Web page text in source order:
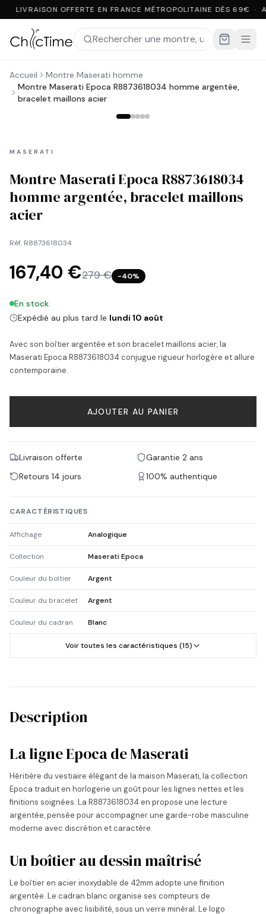
LIVRAISON OFFERTE EN FRANCE MÉTROPOLITAINE DÈS 69€ ·
Accueil
Montre Maserati homme
Montre Maserati Epoca R8873618034 homme argentée,
bracelet maillons acier
MASERATI
Montre Maserati Epoca R8873618034
homme argentée, bracelet maillons
acier
Réf. R8873618034
167,40 €279 € −40%
En stock
Expédié au plus tard le lundi 10 août
Avec son boîtier argentée et son bracelet maillons acier, la
Maserati Epoca R8873618034 conjugue rigueur horlogère et allure
contemporaine.
AJOUTER AU PANIER
Livraison offerte
Garantie 2 ans
Retours 14 jours
100% authentique
CARACTÉRISTIQUES
Affichage Analogique
Collection Maserati Epoca
Couleur du boîtier Argent
Couleur du bracelet Argent
Couleur du cadran Blanc
Voir toutes les caractéristiques (15)
Description
La ligne Epoca de Maserati
Héritière du vestiaire élégant de la maison Maserati, la collection
Epoca traduit en horlogerie un goût pour les lignes nettes et les
finitions soignées. La R8873618034 en propose une lecture
argentée, pensée pour accompagner une garde-robe masculine
moderne avec discrétion et caractère.
Un boîtier au dessin maîtrisé
Le boîtier en acier inoxydable de 42mm adopte une finition
argentée. Le cadran blanc organise ses compteurs de
chronographe avec lisibilité, sous un verre minéral. Le logo